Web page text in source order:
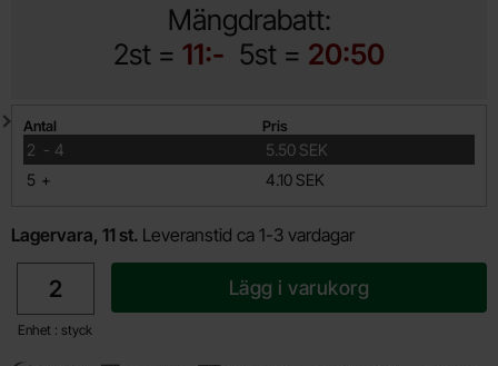
Mängdrabatt:
2st = 11:- 5st = 20:50
Mängdrabatt
Antal Pris
2 -
till 4
5.50 SEK
5 +
till 4.10 SEK
Lagervara, 11 st. Leveranstid ca 1-3 vardagar
Enhet : styck
Lägg i varukorg